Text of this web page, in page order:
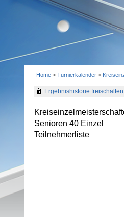
Home > Turnierkalender >
Ergebnishistorie freischalten
Senioren 40 Einzel
Teilnehmerliste